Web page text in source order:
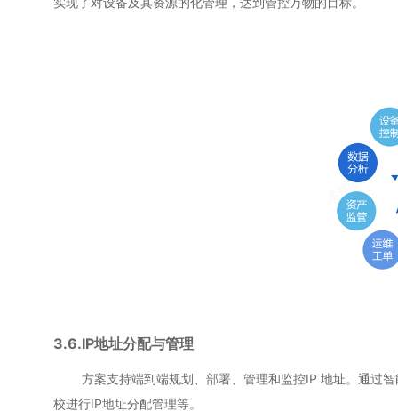
3.6.IP地址分配与管理
方案支持端到端规划、部署、管理和监控IP 地址。通过智
校进行IP地址分配管理等。